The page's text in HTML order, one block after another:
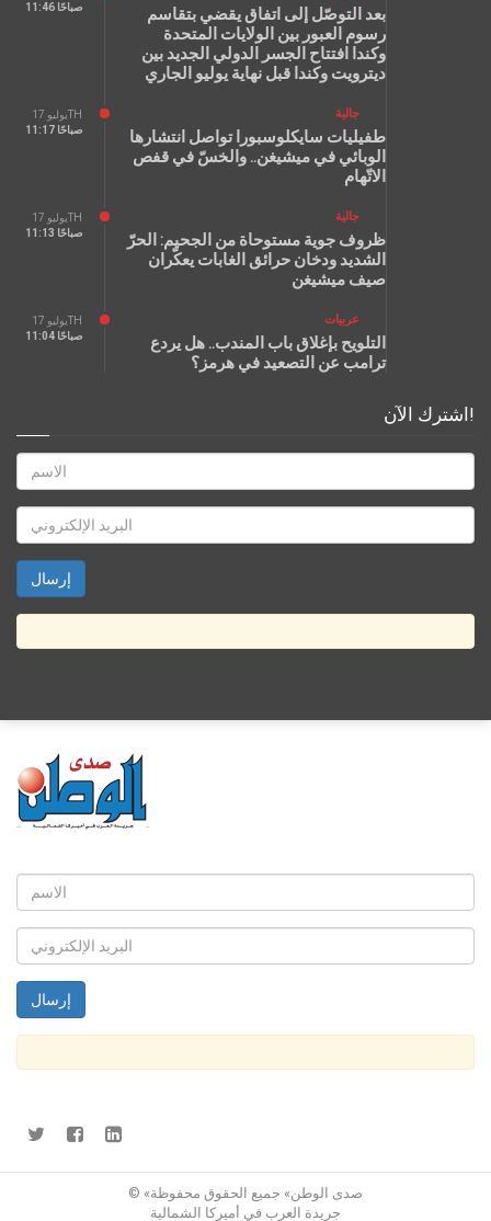
11:46 صباحًا
بعد التوصّل إلى اتفاق يقضي بتقاسم
رسوم العبور بين الولايات المتحدة
وكندا افتتاح الجسر الدولي الجديد بين
ديترويت وكندا قبل نهاية يوليو الجاري
يوليو 17TH
11:17 صباحًا
جالية
طفيليات سايكلوسبورا تواصل انتشارها
الوبائي في ميشيغن.. والخسّ في قفص
الاتّهام
يوليو 17TH
11:13 صباحًا
جالية
ظروف جوية مستوحاة من الجحيم: الحرّ
الشديد ودخان حرائق الغابات يعكّران
صيف ميشيغن
يوليو 17TH
11:04 صباحًا
عربيات
التلويح بإغلاق باب المندب.. هل يردع
ترامب عن التصعيد في هرمز؟
اشترك الآن!
© «صدى الوطن» جميع الحقوق محفوظة
جريدة العرب في أميركا الشمالية